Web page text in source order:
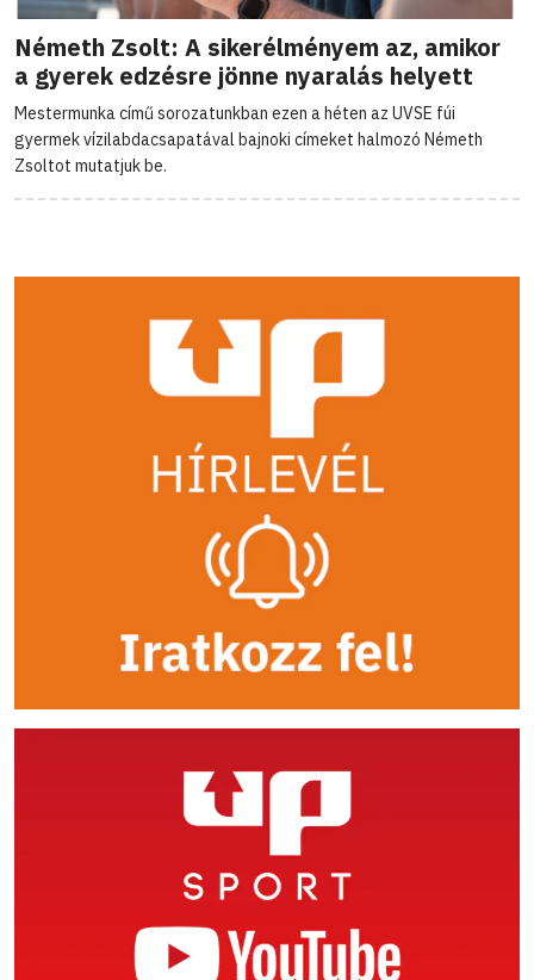
Németh Zsolt: A sikerélményem az, amikor
a gyerek edzésre jönne nyaralás helyett
Mestermunka című sorozatunkban ezen a héten az UVSE fúi
gyermek vízilabdacsapatával bajnoki címeket halmozó Németh
Zsoltot mutatjuk be.